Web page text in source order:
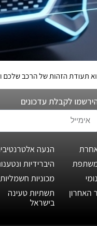
הזהות של הרכב שלכם
לקבלת עדכונים
האחרון
הנעה
היברידיות
מכוניות חשמליות
תשתיות טעינה
בישראל